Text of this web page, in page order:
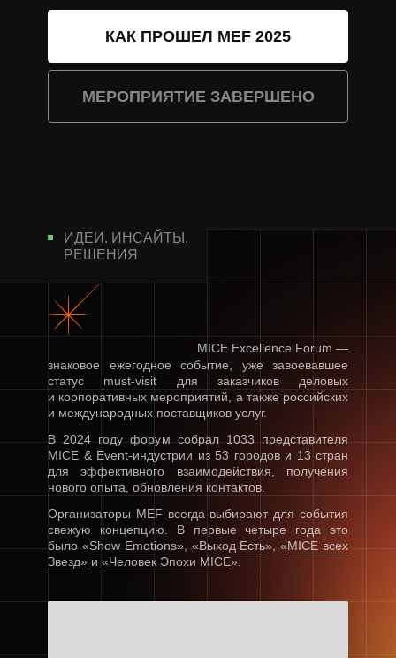
КАК ПРОШЕЛ MEF 2025
МЕРОПРИЯТИЕ ЗАВЕРШЕНО
MICE Excellence Forum —
знаковое ежегодное событие, уже завоевавшее
статус must-visit для заказчиков деловых
и корпоративных мероприятий, а также российских
и международных поставщиков услуг.
В 2024 году форум собрал 1033 представителя
MICE & Event-индустрии из 53 городов и 13 стран
для эффективного взаимодействия, получения
нового опыта, обновления контактов.
Организаторы MEF всегда выбирают для события
свежую концепцию. В первые четыре года это
было «Show Emotions», «Выход Есть», «MICE всех
Звезд» и «Человек Эпохи MICE».
ИДЕИ. ИНСАЙТЫ.
РЕШЕНИЯ